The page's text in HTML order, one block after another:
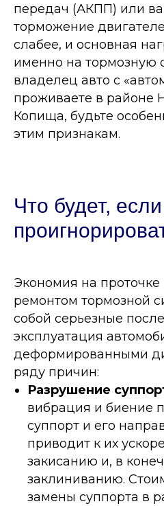
передач (АКПП) или
торможение
слабее, и основная
именно на тормозную
владелец авто с
проживаете в районе
Копища, будьте
этим признакам.
Что будет, если
Экономия на проточке
ремонтом тормозной
собой серьезные
эксплуатация
деформированными
ряду причин:
Разрушение
вибрация и биение
суппорт и его
приводит к их
закисанию и, в
заклиниванию.
замены суппорта в